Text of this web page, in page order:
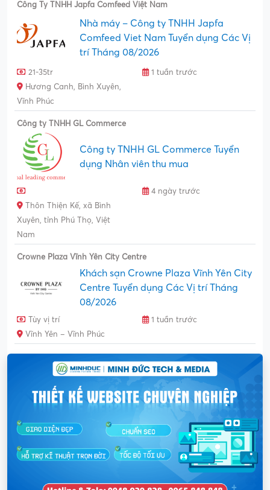
Công Ty TNHH Japfa Comfeed Việt Nam
Nhà máy – Công ty TNHH Japfa
Comfeed Viet Nam Tuyển dụng Các Vị
trí Tháng 08/2026
21-35tr
1 tuần trước
Hương Canh, Bình Xuyên,
Vĩnh Phúc
Công ty TNHH GL Commerce
Công ty TNHH GL Commerce Tuyển
dụng Nhân viên thu mua
4 ngày trước
Thôn Thiện Kế, xã Bình
Xuyên, tỉnh Phú Thọ, Việt
Nam
Crowne Plaza Vĩnh Yên City Centre
Khách sạn Crowne Plaza Vĩnh Yên City
Centre Tuyển dụng Các Vị trí Tháng
08/2026
Tùy vị trí
1 tuần trước
Vĩnh Yên – Vĩnh Phúc